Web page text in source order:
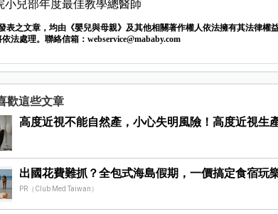
小兒部年度最佳教學總醫師
表之文章，均由《嬰兒與母親》及其他相關著作權人依法擁有其法律權
法處理。聯絡信箱： webservice@mababy.com
歡這些文章
高度近視不能自然產，小心失明風險！高度近視生
出國花費難抓？全包式海島假期，一價搞定食宿玩
PR（Club Med Taiwan）